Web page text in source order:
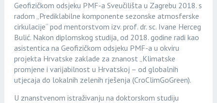
Geofizičkom odsjeku PMF-a Sveučilišta u Zagrebu 2018. s
radom „Prediklabilne komponente sezonske atmosferske
cirkulacije“ pod mentorstvom izv. prof. dr. sc. Ivane Herceg
Bulić. Nakon diplomskog studija, od 2018. godine radi kao
asistentica na Geofizičkom odsjeku PMF-a u okviru
projekta Hrvatske zaklade za znanost „Klimatske
promjene i varijabilnost u Hrvatskoj – od globalnih
utjecaja do lokalnih zelenih rješenja (CroClimGoGreen).
U znanstvenom istraživanju na doktorskom studiju